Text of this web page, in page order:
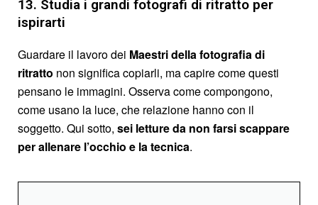
13. Studia i grandi fotografi di ritratto per
ispirarti
Guardare il lavoro dei Maestri della fotografiadi
ritratto non significa copiarli, ma capire come questi
pensano le immagini. Osserva come compongono,
come usano la luce, che relazione hanno con il
soggetto. Qui sotto, sei letture da non farsi scappare
per allenare l’occhio e la tecnica.